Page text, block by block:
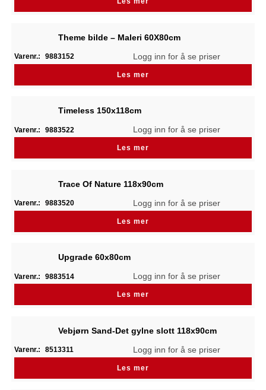
Theme bilde – Maleri 60X80cm
Varenr.: 9883152 Logg inn for å se priser
Les mer
Timeless 150x118cm
Varenr.: 9883522 Logg inn for å se priser
Les mer
Trace Of Nature 118x90cm
Varenr.: 9883520 Logg inn for å se priser
Les mer
Upgrade 60x80cm
Varenr.: 9883514 Logg inn for å se priser
Les mer
Vebjørn Sand-Det gylne slott 118x90cm
Varenr.: 8513311 Logg inn for å se priser
Les mer